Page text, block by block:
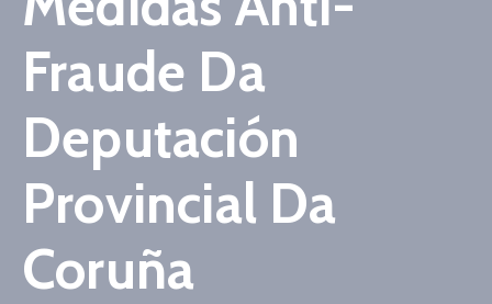
Fraude Da
Deputación
Provincial Da
Coruña